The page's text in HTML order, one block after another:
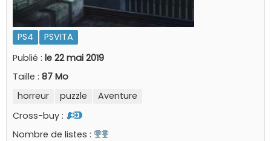
PS4
PSVITA
Publié : le 22 mai 2019
Taille : 87 Mo
horreur
puzzle
Aventure
Cross-buy :
Nombre de listes :